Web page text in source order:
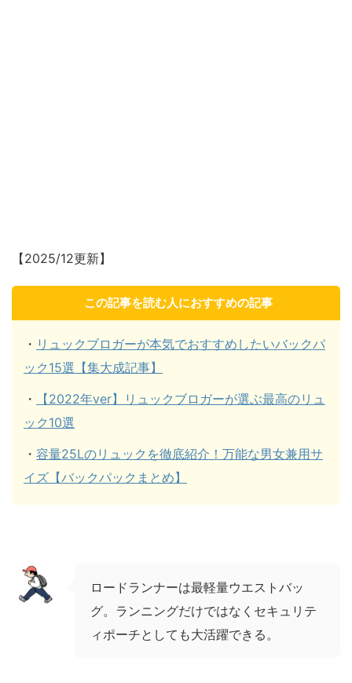
【2025/12更新】
この記事を読む人におすすめの記事
・ リュックブロガーが本気でおすすめしたいバックパ
ック15選【集大成記事】
・
【2022年ver】リュックブロガーが選ぶ最高のリュ
ック10選
・ 容量25Lのリュックを徹底紹介！万能な男女兼用サ
イズ【バックパックまとめ】
ロードランナーは最軽量ウエストバッ
グ。ランニングだけではなくセキュリテ
ィポーチとしても大活躍できる。